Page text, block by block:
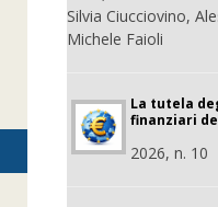
Silvia Ciucciovino,
Michele Faioli
La tutela
finanziari
2026, n. 10